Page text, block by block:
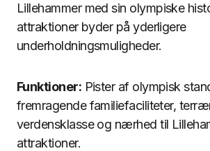
Lillehammer med sin olympiske
attraktioner byder på yderligere
underholdningsmuligheder.
Funktioner: Pister af olympisk
fremragende familiefaciliteter,
verdensklasse og nærhed til
attraktioner.